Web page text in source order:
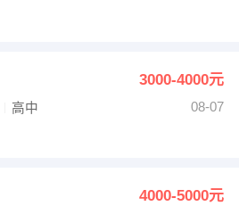
3000-4000元
高中
08-07
4000-5000元